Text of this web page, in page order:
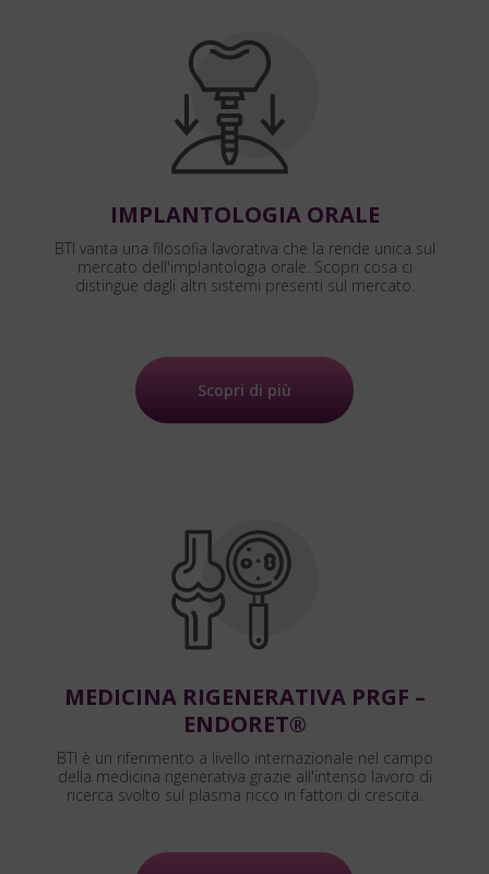
IMPLANTOLOGIA ORALE
BTI vanta una filosofia lavorativa che la rende unica sul
mercato dell'implantologia orale. Scopri cosa ci
distingue dagli altri sistemi presenti sul mercato.
Scopri di più
MEDICINA RIGENERATIVA PRGF –
ENDORET®
BTI è un riferimento a livello internazionale nel campo
della medicina rigenerativa grazie all'intenso lavoro di
ricerca svolto sul plasma ricco in fattori di crescita.